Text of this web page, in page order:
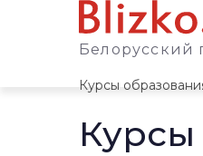
Белорусский
Курсы
Курсы